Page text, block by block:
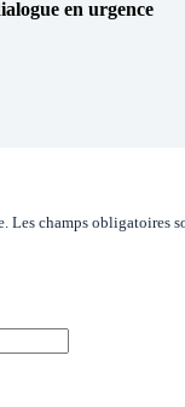
en urgence
Les champs obligatoires